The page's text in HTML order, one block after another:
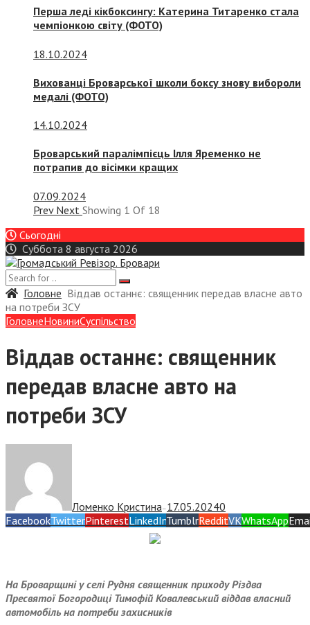
Перша леді кікбоксингу: Катерина Титаренко стала
чемпіонкою світу (ФОТО)
18.10.2024
Вихованці Броварської школи боксу знову вибороли
медалі (ФОТО)
14.10.2024
Броварський паралімпієць Ілля Яременко не
потрапив до вісімки кращих
07.09.2024
Prev Next Showing 1 Of 18
Сьогодні
Суббота 8 августа 2026
Головне Віддав останнє: священник передав власне авто
на потреби ЗСУ
ГоловнеНовиниСуспiльство
Віддав останнє: священник
передав власне авто на
потреби ЗСУ
Ломенко Кристина— 17.05.20240
FacebookTwitterPinterestLinkedInTumblrRedditVKWhatsApp
На Броварщині у селі Рудня священник приходу Різдва
Пресвятої Богородиці Тимофій Ковалевський віддав власний
автомобіль на потреби захисників